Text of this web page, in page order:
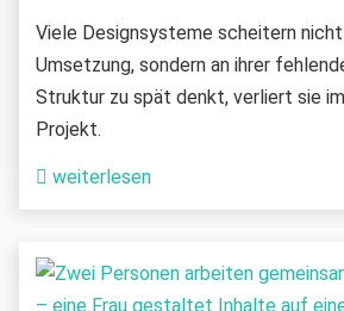
Viele Designsysteme scheitern
Umsetzung, sondern an ihrer
Struktur zu spät denkt, verliert sie
Projekt.
weiterlesen